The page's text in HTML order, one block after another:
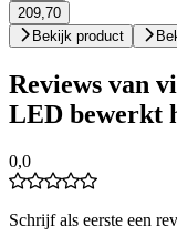
209,70
Bekijk product
Reviews van
LED bewerkt
0,0
Schrijf als eerste een